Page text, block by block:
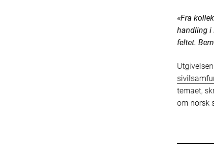
«Fra
handling i
feltet.
temaet,
om norsk